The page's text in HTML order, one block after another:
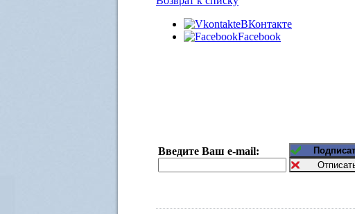
ВКонтакте
Facebook
Введите Ваш e-mail: